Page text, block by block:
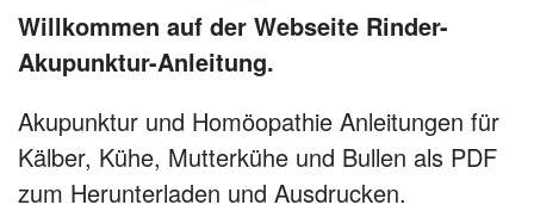
Willkommen auf der Webseite Rinder-
Akupunktur-Anleitung.
Akupunktur und Homöopathie Anleitungen für
Kälber, Kühe, Mutterkühe und Bullen als PDF
zum Herunterladen und Ausdrucken.